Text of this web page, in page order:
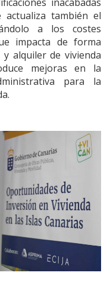
actualiza también el
a los costes
impacta de forma
alquiler de vivienda
mejoras en la
para la